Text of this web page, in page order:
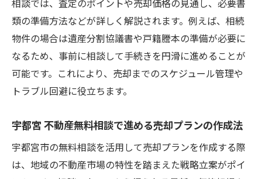
相談では、査定のポイントや売却価格の見通し、必要書
類の準備方法などが詳しく解説されます。例えば、相続
物件の場合は遺産分割協議書や戸籍謄本の準備が必要に
なるため、事前に相談して手続きを円滑に進めることが
可能です。これにより、売却までのスケジュール管理や
トラブル回避に役立ちます。
宇都宮 不動産無料相談で進める売却プランの作成法
宇都宮市の無料相談を活用して売却プランを作成する際
は、地域の不動産市場の特性を踏まえた戦略立案がポイ